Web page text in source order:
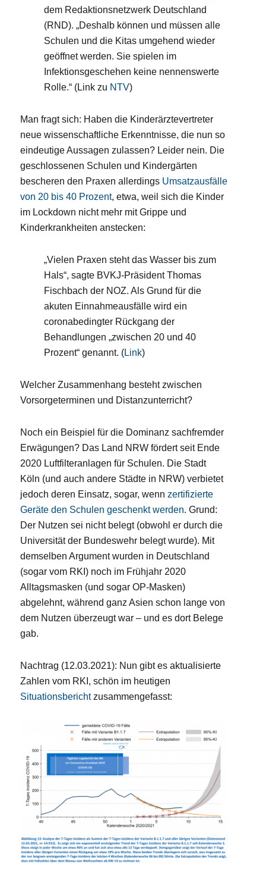
dem Redaktionsnetzwerk Deutschland
(RND). „Deshalb können und müssen alle
Schulen und die Kitas umgehend wieder
geöffnet werden. Sie spielen im
Infektionsgeschehen keine nennenswerte
Rolle.“ (Link zu NTV)
Man fragt sich: Haben die Kinderärztevertreter
neue wissenschaftliche Erkenntnisse, die nun so
eindeutige Aussagen zulassen? Leider nein. Die
geschlossenen Schulen und Kindergärten
bescheren den Praxen allerdings Umsatzausfälle
von 20 bis 40 Prozent, etwa, weil sich die Kinder
im Lockdown nicht mehr mit Grippe und
Kinderkrankheiten anstecken:
„Vielen Praxen steht das Wasser bis zum
Hals“, sagte BVKJ-Präsident Thomas
Fischbach der NOZ. Als Grund für die
akuten Einnahmeausfälle wird ein
coronabedingter Rückgang der
Behandlungen „zwischen 20 und 40
Prozent“ genannt. (Link)
Welcher Zusammenhang besteht zwischen
Vorsorgeterminen und Distanzunterricht?
Noch ein Beispiel für die Dominanz sachfremder
Erwägungen? Das Land NRW fördert seit Ende
2020 Luftfilteranlagen für Schulen. Die Stadt
Köln (und auch andere Städte in NRW) verbietet
jedoch deren Einsatz, sogar, wennzertifizierte
Geräte den Schulen geschenkt werden. Grund:
Der Nutzen sei nicht belegt (obwohl er durch die
Universität der Bundeswehr belegt wurde). Mit
demselben Argument wurden in Deutschland
(sogar vom RKI) noch im Frühjahr 2020
Alltagsmasken (und sogar OP-Masken)
abgelehnt, während ganz Asien schon lange von
dem Nutzen überzeugt war – und es dort Belege
gab.
Nachtrag (12.03.2021): Nun gibt es aktualisierte
Zahlen vom RKI, schön im heutigen
Situationsberichtzusammengefasst: